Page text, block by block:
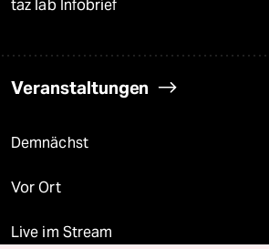
taz lab Infobrief
Veranstaltungen
Demnächst
Vor Ort
Live im Stream